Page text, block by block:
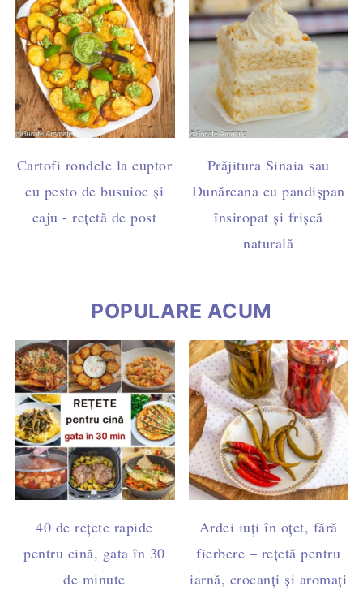
Cartofi rondele la cuptor
cu pesto de busuioc și
caju - rețetă de post
Prăjitura Sinaia sau
Dunăreana cu pandișpan
însiropat și frișcă
naturală
POPULARE ACUM
40 de rețete rapide
pentru cină, gata în 30
de minute
Ardei iuți în oțet, fără
fierbere – rețetă pentru
iarnă, crocanți și aromați